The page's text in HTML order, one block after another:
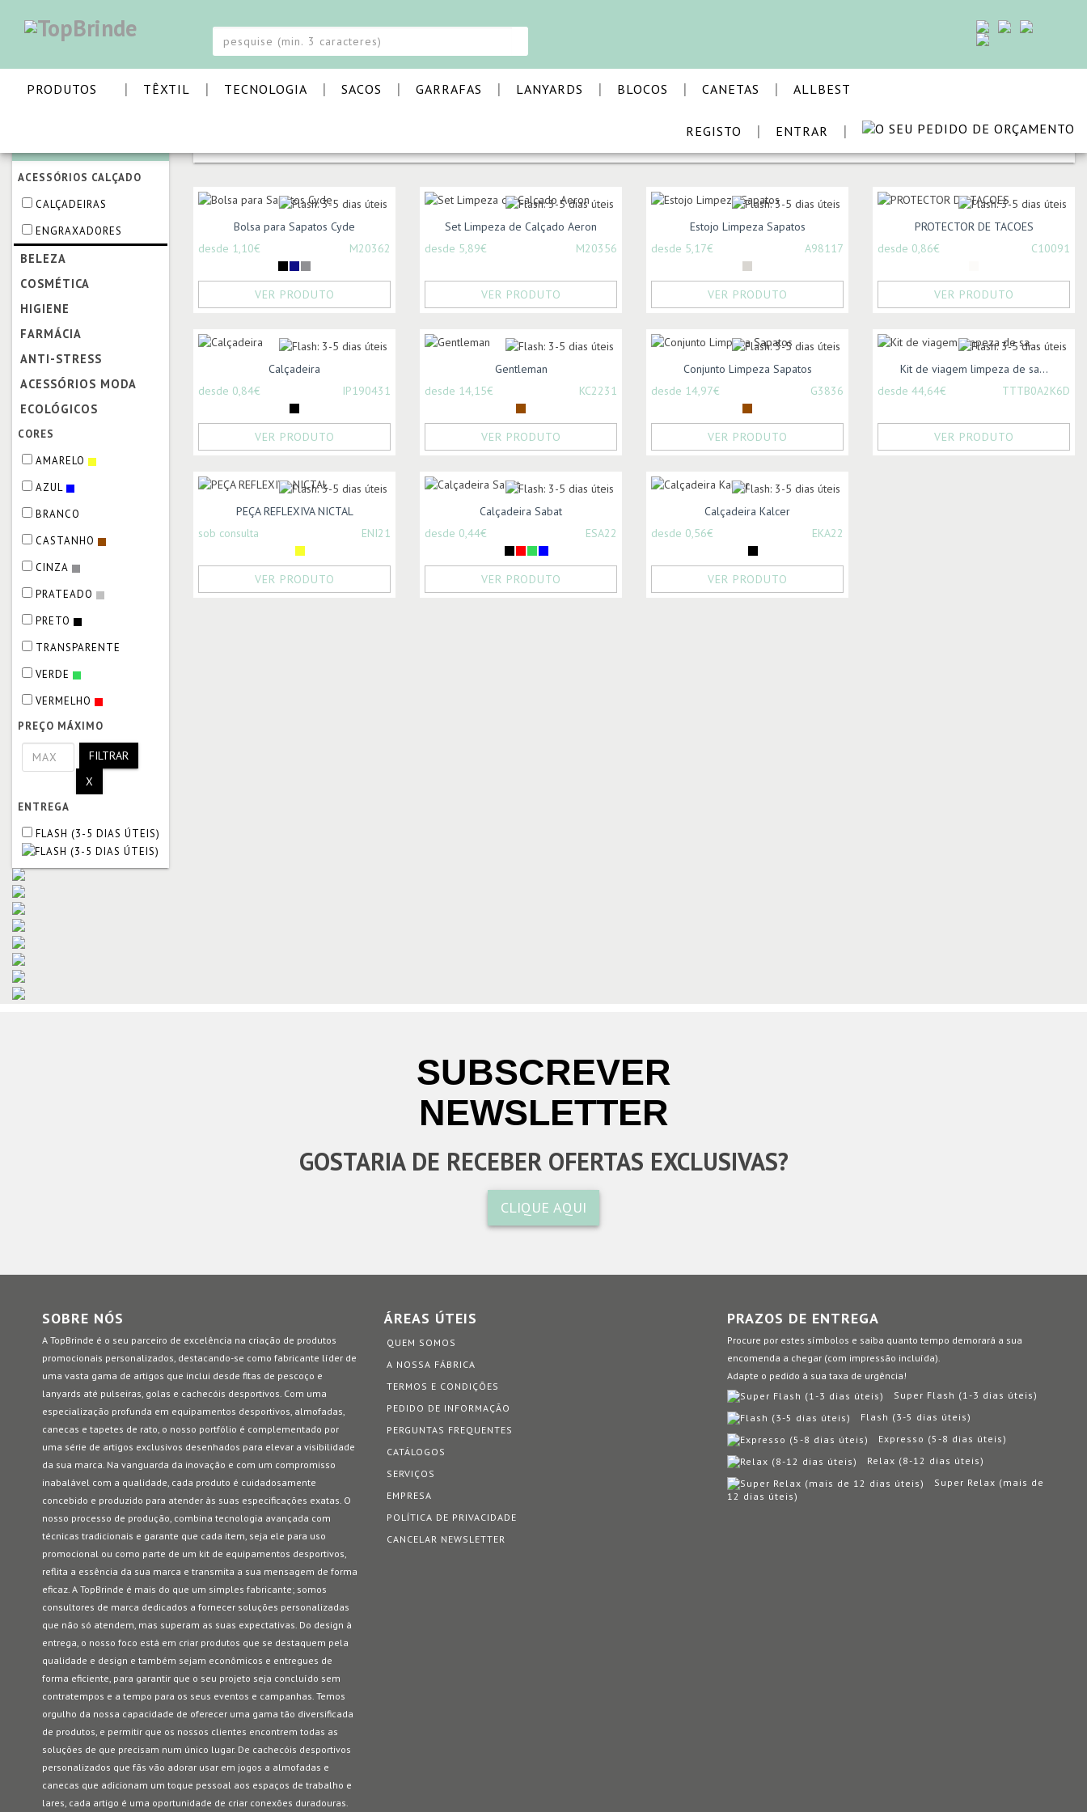
PRODUTOS | TÊXTIL | TECNOLOGIA | SACOS | GARRAFAS | LANYARDS | BLOCOS | CANETAS | ALLBEST
|
ENTRAR
|
REGISTO
ACESSÓRIOS CALÇADO
CALÇADEIRAS
ENGRAXADORES
BELEZA
COSMÉTICA
HIGIENE
FARMÁCIA
ANTI-STRESS
ACESSÓRIOS MODA
ECOLÓGICOS
CORES
AMARELO
AZUL
BRANCO
CASTANHO
CINZA
PRATEADO
PRETO
TRANSPARENTE
VERDE
VERMELHO
PREÇO MÁXIMO
FILTRAR
X
ENTREGA
FLASH (3-5 DIAS ÚTEIS)
ORDENAR POR:
Bolsa para Sapatos Cyde
desde 1,10€
M20362
VER PRODUTO
Set Limpeza de Calçado Aeron
desde 5,89€
M20356
VER PRODUTO
Estojo Limpeza Sapatos
desde 5,17€
A98117
VER PRODUTO
PROTECTOR DE TACOES
desde 0,86€
C10091
VER PRODUTO
Calçadeira
desde 0,84€
IP190431
VER PRODUTO
Gentleman
desde 14,15€
KC2231
VER PRODUTO
Conjunto Limpeza Sapatos
desde 14,97€
G3836
VER PRODUTO
Kit de viagem limpeza de sa...
desde 44,64€
TTTB0A2K6D
VER PRODUTO
PEÇA REFLEXIVA NICTAL
sob consulta
ENI21
VER PRODUTO
Calçadeira Sabat
desde 0,44€
ESA22
VER PRODUTO
Calçadeira Kalcer
desde 0,56€
EKA22
VER PRODUTO
SUBSCREVER
NEWSLETTER
GOSTARIA DE RECEBER OFERTAS EXCLUSIVAS?
CLIQUE AQUI
SOBRE NÓS
A TopBrinde é o seu parceiro de excelência na criação de produtos
promocionais personalizados, destacando-se como fabricante líder de
uma vasta gama de artigos que inclui desde fitas de pescoço e
lanyards até pulseiras, golas e cachecóis desportivos. Com uma
especialização profunda em equipamentos desportivos, almofadas,
canecas e tapetes de rato, o nosso portfólio é complementado por
uma série de artigos exclusivos desenhados para elevar a visibilidade
da sua marca. Na vanguarda da inovação e com um compromisso
inabalável com a qualidade, cada produto é cuidadosamente
concebido e produzido para atender às suas especificações exatas. O
nosso processo de produção, combina tecnologia avançada com
técnicas tradicionais e garante que cada item, seja ele para uso
promocional ou como parte de um kit de equipamentos desportivos,
reflita a essência da sua marca e transmita a sua mensagem de forma
eficaz. A TopBrinde é mais do que um simples fabricante; somos
consultores de marca dedicados a fornecer soluções personalizadas
que não só atendem, mas superam as suas expectativas. Do design à
entrega, o nosso foco está em criar produtos que se destaquem pela
qualidade e design e também sejam econômicos e entregues de
forma eficiente, para garantir que o seu projeto seja concluído sem
contratempos e a tempo para os seus eventos e campanhas. Temos
orgulho da nossa capacidade de oferecer uma gama tão diversificada
de produtos, e permitir que os nossos clientes encontrem todas as
soluções de que precisam num único lugar. De cachecóis desportivos
personalizados que fãs vão adorar usar em jogos a almofadas e
canecas que adicionam um toque pessoal aos espaços de trabalho e
lares, cada artigo é uma oportunidade de criar conexões duradouras.
ÁREAS ÚTEIS
QUEM SOMOS
A NOSSA FÁBRICA
TERMOS E CONDIÇÕES
PEDIDO DE INFORMAÇÃO
PERGUNTAS FREQUENTES
CATÁLOGOS
SERVIÇOS
EMPRESA
POLÍTICA DE PRIVACIDADE
CANCELAR NEWSLETTER
PRAZOS DE ENTREGA
Procure por estes símbolos e saiba quanto tempo demorará a sua
encomenda a chegar (com impressão incluída).
Adapte o pedido à sua taxa de urgência!
Super Flash (1-3 dias úteis)
Flash (3-5 dias úteis)
Expresso (5-8 dias úteis)
Relax (8-12 dias úteis)
Super Relax (mais de
12 dias úteis)